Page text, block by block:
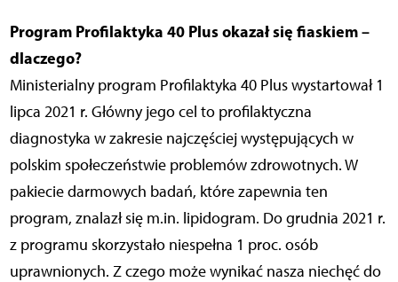
Program Profilaktyka 40 Plus okazał się fiaskiem –
dlaczego?
Ministerialny program Profilaktyka 40 Plus wystartował 1
lipca 2021 r. Główny jego cel to profilaktyczna
diagnostyka w zakresie najczęściej występujących w
polskim społeczeństwie problemów zdrowotnych. W
pakiecie darmowych badań, które zapewnia ten
program, znalazł się m.in. lipidogram. Do grudnia 2021 r.
z programu skorzystało niespełna 1 proc. osób
uprawnionych. Z czego może wynikać nasza niechęć do